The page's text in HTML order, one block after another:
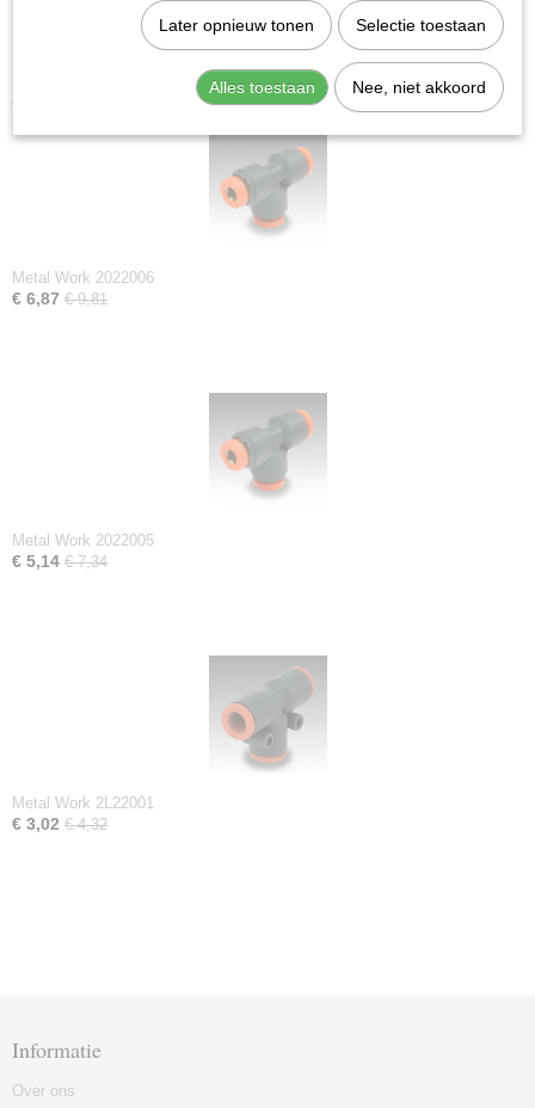
-20 °C
13,76 g
Metal Work 2022006
€ 6,87 € 9,81
Metal Work 2022005
€ 5,14 € 7,34
Metal Work 2L22001
€ 3,02 € 4,32
Informatie
Over ons
Later opnieuw tonen Selectie toestaan
Alles toestaan Nee, niet akkoord